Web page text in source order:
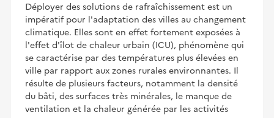
Déployer des solutions de rafraîchissement est un
impératif pour l'adaptation des villes au changement
climatique. Elles sont en effet fortement exposées à
l'effet d'îlot de chaleur urbain (ICU), phénomène qui
se caractérise par des températures plus élevées en
ville par rapport aux zones rurales environnantes. Il
résulte de plusieurs facteurs, notamment la densité
du bâti, des surfaces très minérales, le manque de
ventilation et la chaleur générée par les activités